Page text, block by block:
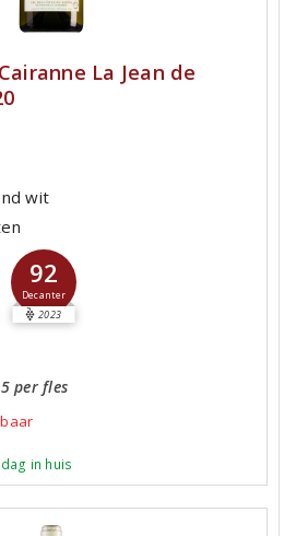
La Jean de
wit
92
Decanter
2023
per fles
in huis